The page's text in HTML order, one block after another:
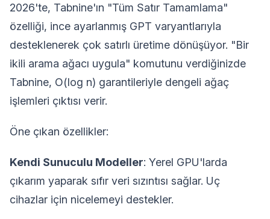
2026'te, Tabnine'ın "Tüm Satır Tamamlama"
özelliği, ince ayarlanmış GPT varyantlarıyla
desteklenerek çok satırlı üretime dönüşüyor. "Bir
ikili arama ağacı uygula" komutunu verdiğinizde
Tabnine, O(log n) garantileriyle dengeli ağaç
işlemleri çıktısı verir.
Öne çıkan özellikler:
Kendi Sunuculu Modeller: Yerel GPU'larda
çıkarım yaparak sıfır veri sızıntısı sağlar. Uç
cihazlar için nicelemeyi destekler.